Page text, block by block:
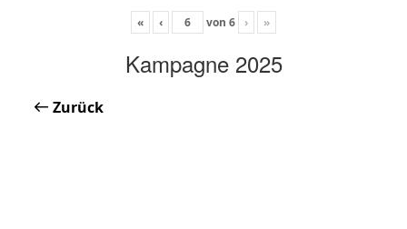
« ‹ von 6 › »
Kampagne 2025
Zurück